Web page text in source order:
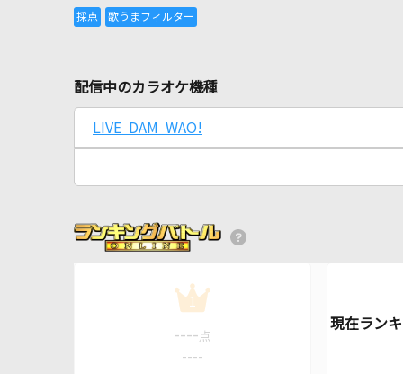
配信中のカラオケ機種
LIVE DAM WAO!
1
---- 点
----